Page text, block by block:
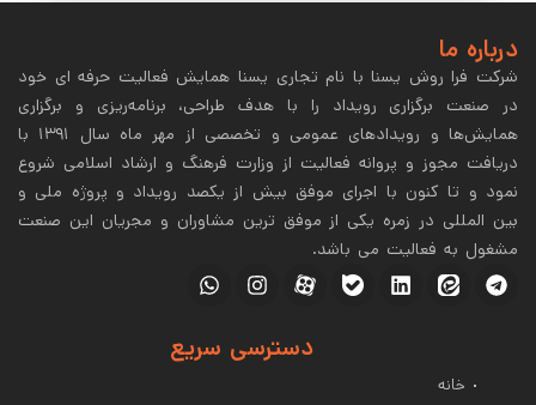
درباره ما
شرکت فرا روش یسنا با نام تجاری یسنا همایش فعالیت حرفه اى خود
در صنعت برگزارى رویداد را با هدف طراحی، برنامه‌ریزی و برگزاری
همایش‌ها و رویدادهای عمومی و تخصصی از مهر ماه سال 1391 با
دریافت مجوز و پروانه فعالیت از وزارت فرهنگ و ارشاد اسلامى شروع
نمود و تا کنون با اجرای موفق بیش از یکصد رویداد و پروژه ملى و
بین المللی در زمره یکى از موفق ترین مشاوران و مجریان این صنعت
مشغول به فعالیت می باشد.
دسترسی سریع
خانه